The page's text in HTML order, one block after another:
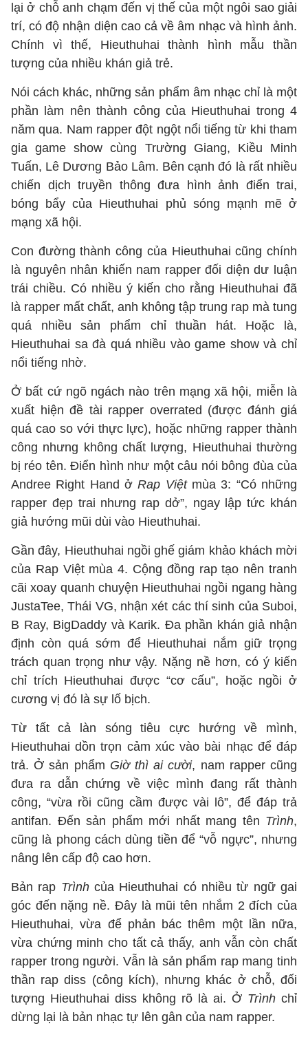
lại ở chỗ anh chạm đến vị thế của một ngôi sao giải
trí, có độ nhận diện cao cả về âm nhạc và hình ảnh.
Chính vì thế, Hieuthuhai thành hình mẫu thần
tượng của nhiều khán giả trẻ.
Nói cách khác, những sản phẩm âm nhạc chỉ là một
phần làm nên thành công của Hieuthuhai trong 4
năm qua. Nam rapper đột ngột nổi tiếng từ khi tham
gia game show cùng Trường Giang, Kiều Minh
Tuấn, Lê Dương Bảo Lâm. Bên cạnh đó là rất nhiều
chiến dịch truyền thông đưa hình ảnh điển trai,
bóng bẩy của Hieuthuhai phủ sóng mạnh mẽ ở
mạng xã hội.
Con đường thành công của Hieuthuhai cũng chính
là nguyên nhân khiến nam rapper đối diện dư luận
trái chiều. Có nhiều ý kiến cho rằng Hieuthuhai đã
là rapper mất chất, anh không tập trung rap mà tung
quá nhiều sản phẩm chỉ thuần hát. Hoặc là,
Hieuthuhai sa đà quá nhiều vào game show và chỉ
nổi tiếng nhờ.
Ở bất cứ ngõ ngách nào trên mạng xã hội, miễn là
xuất hiện đề tài rapper overrated (được đánh giá
quá cao so với thực lực), hoặc những rapper thành
công nhưng không chất lượng, Hieuthuhai thường
bị réo tên. Điển hình như một câu nói bông đùa của
Andree Right Hand ởRap Việtmùa 3: “Có những
rapper đẹp trai nhưng rap dở”, ngay lập tức khán
giả hướng mũi dùi vào Hieuthuhai.
Gần đây, Hieuthuhai ngồi ghế giám khảo khách mời
của Rap Việt mùa 4. Cộng đồng rap tạo nên tranh
cãi xoay quanh chuyện Hieuthuhai ngồi ngang hàng
JustaTee, Thái VG, nhận xét các thí sinh của Suboi,
B Ray, BigDaddy và Karik. Đa phần khán giả nhận
định còn quá sớm để Hieuthuhai nắm giữ trọng
trách quan trọng như vậy. Nặng nề hơn, có ý kiến
chỉ trích Hieuthuhai được “cơ cấu”, hoặc ngồi ở
cương vị đó là sự lố bịch.
Từ tất cả làn sóng tiêu cực hướng về mình,
Hieuthuhai dồn trọn cảm xúc vào bài nhạc để đáp
trả. Ở sản phẩm Giờ thì ai cười, nam rapper cũng
đưa ra dẫn chứng về việc mình đang rất thành
công, “vừa rồi cũng cầm được vài lô”, để đáp trả
antifan. Đến sản phẩm mới nhất mang tên Trình,
cũng là phong cách dùng tiền để “vỗ ngực”, nhưng
nâng lên cấp độ cao hơn.
Bản rap Trìnhcủa Hieuthuhai có nhiều từ ngữ gai
góc đến nặng nề. Đây là mũi tên nhắm 2 đích của
Hieuthuhai, vừa để phản bác thêm một lần nữa,
vừa chứng minh cho tất cả thấy, anh vẫn còn chất
rapper trong người. Vẫn là sản phẩm rap mang tinh
thần rap diss (công kích), nhưng khác ở chỗ, đối
tượng Hieuthuhai diss không rõ là ai. Ở Trình chỉ
dừng lại là bản nhạc tự lên gân của nam rapper.